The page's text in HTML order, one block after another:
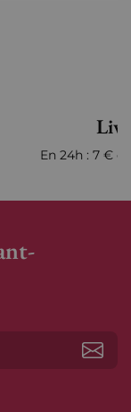
En 24h : 7 €